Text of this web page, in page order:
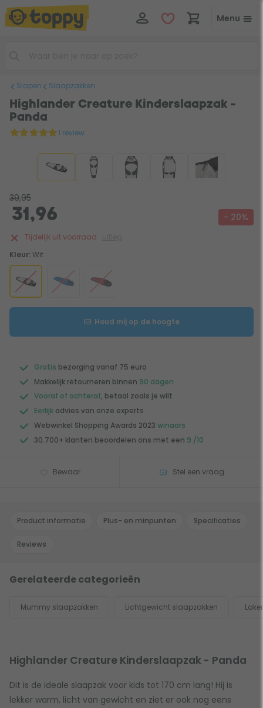
Menu
Slapen Slaapzakken
Highlander Creature Kinderslaapzak -
Panda
1 review
39,95
31,96 - 20%
Tijdelijk uit voorraad
Kleur:Wit
Houd mij op de hoogte
Gratis bezorging vanaf 75 euro
Makkelijk retourneren binnen 90 dagen
Vooraf of achteraf, betaal zoals je wilt
Eerlijk advies van onze experts
Webwinkel Shopping Awards 2023 winaars
30.700+ klanten beoordelen ons met een 9 /10
Bewaar Stel een vraag
Product informatie Plus- en minpunten Specificaties
Reviews
Gerelateerde categorieën
Mummy slaapzakken Lichtgewicht slaapzakken
Highlander Creature Kinderslaapzak - Panda
Dit is de ideale slaapzak voor kids tot 170 cm lang! Hij is
lekker warm, licht van gewicht en ziet er ook nog eens